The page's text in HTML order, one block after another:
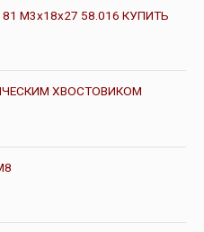
М3х18х27 58.016 КУПИТЬ
ХВОСТОВИКОМ